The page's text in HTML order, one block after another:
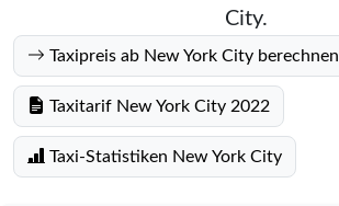
City.
Taxipreis ab New York City berechnen
Taxitarif New York City 2022
Taxi-Statistiken New York City